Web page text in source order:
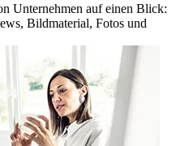
Unternehmen auf einen Blick:
Bildmaterial, Fotos und